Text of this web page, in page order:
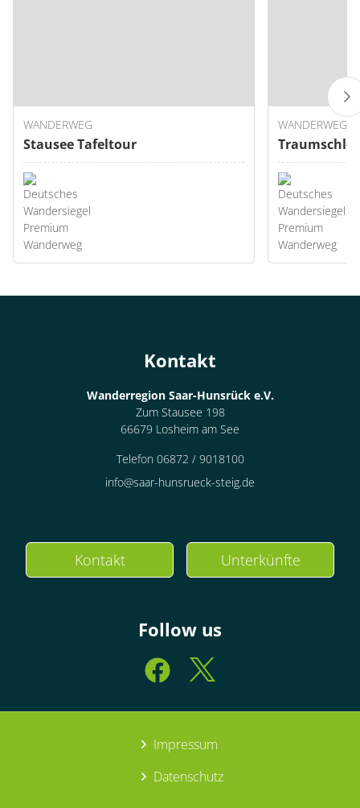
WANDERWEG
Stausee Tafeltour
WANDERWEG
Kontakt
Wanderregion Saar-Hunsrück e.V.
Zum Stausee 198
66679 Losheim am See
Telefon 06872 / 9018100
info@saar-hunsrueck-steig.de
Kontakt Unterkünfte
Follow us
Impressum
Datenschutz